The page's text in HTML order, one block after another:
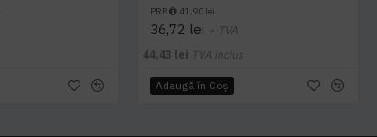
PRP 41,90 lei
36,72 lei + TVA
44,43 lei TVA inclus
Adaugă în Coş